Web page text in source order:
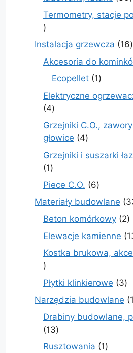
Termometry, stacje
4
produkty
Instalacja grzewcza 16
Akcesoria do
Ecopellet 11
Elektryczne
44
produkty
Grzejniki C.O.,
głowice
44
produkty
Grzejniki i suszarki
11
produkt
Piece C.O. 66
Materiały budowlane
Beton komórkowy 22
Elewacje kamienne
Kostka brukowa,
15
produktów
Płytki klinkierowe 33
Narzędzia budowlane
Drabiny budowlane,
1313
produktów
Rusztowania 11